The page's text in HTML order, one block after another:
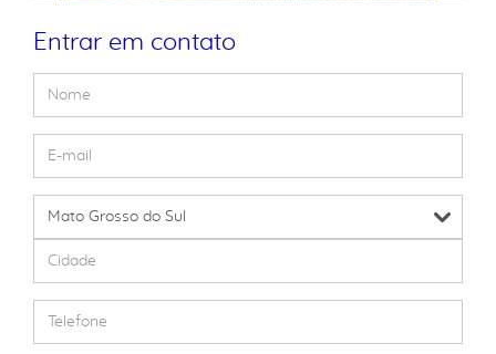
Entrar em contato